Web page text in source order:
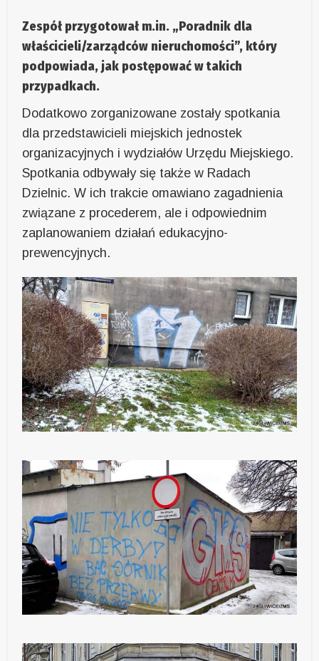
Zespół przygotował m.in. „Poradnik dla
właścicieli/zarządców nieruchomości”, który
podpowiada, jak postępować w takich
przypadkach.
Dodatkowo zorganizowane zostały spotkania
dla przedstawicieli miejskich jednostek
organizacyjnych i wydziałów Urzędu Miejskiego.
Spotkania odbywały się także w Radach
Dzielnic. W ich trakcie omawiano zagadnienia
związane z procederem, ale i odpowiednim
zaplanowaniem działań edukacyjno-
prewencyjnych.